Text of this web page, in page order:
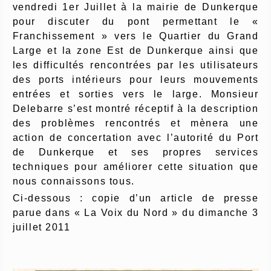
vendredi 1er Juillet à la mairie de Dunkerque
pour discuter du pont permettant le «
Franchissement » vers le Quartier du Grand
Large et la zone Est de Dunkerque ainsi que
les difficultés rencontrées par les utilisateurs
des ports intérieurs pour leurs mouvements
entrées et sorties vers le large. Monsieur
Delebarre s’est montré réceptif à la description
des problèmes rencontrés et mènera une
action de concertation avec l’autorité du Port
de Dunkerque et ses propres services
techniques pour améliorer cette situation que
nous connaissons tous.
Ci-dessous : copie d’un article de presse
parue dans « La Voix du Nord » du dimanche 3
juillet 2011